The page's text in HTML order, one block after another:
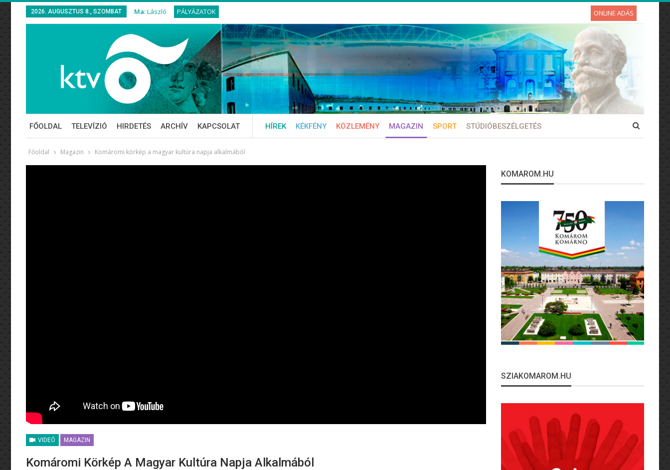
2026. AUGUSZTUS 8., SZOMBAT Ma:László PÁLYÁZATOK ONLINE ADÁS
FŐOLDAL TELEVÍZIÓ HIRDETÉS ARCHÍV KAPCSOLAT HÍREK KÉKFÉNY KÖZLEMÉNY MAGAZIN SPORT STÚDIÓBESZÉLGETÉS
Főoldal Magazin Komáromi körkép a magyar kultúra napja alkalmából
VIDEÓ MAGAZIN
Komáromi Körkép A Magyar Kultúra Napja Alkalmából
KOMAROM.HU
SZIAKOMAROM.HU